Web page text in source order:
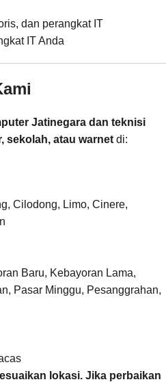
dan perangkat IT
IT Anda
Jatinegara dan teknisi
sekolah, atau warnet di:
Cilodong, Limo, Cinere,
Baru, Kebayoran Lama,
Pasar Minggu, Pesanggrahan,
lokasi. Jika perbaikan